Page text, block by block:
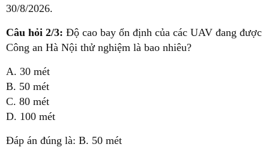
30/8/2026.
Câu hỏi 2/3: Độ cao bay ổn định của các UAV đang được
Công an Hà Nội thử nghiệm là bao nhiêu?
A. 30 mét
B. 50 mét
C. 80 mét
D. 100 mét
Đáp án đúng là: B. 50 mét